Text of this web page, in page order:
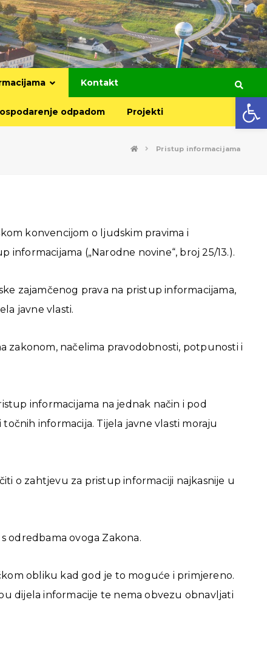
Open toolbar
Kontakt
odpadom Projekti
Pristup informacijama
konvencijom o ljudskim pravima i
(„Narodne novine“, broj 25/13.).
zajamčenog prava na pristup informacijama,
javne vlasti.
zakonom, načelima pravodobnosti, potpunosti i
informacijama na jednak način i pod
informacija. Tijela javne vlasti moraju
o zahtjevu za pristup informaciji najkasnije u
odredbama ovoga Zakona.
obliku kad god je to moguće i primjereno.
dijela informacije te nema obvezu obnavljati